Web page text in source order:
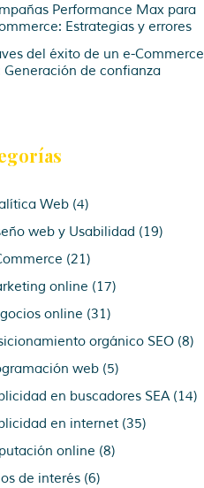
Performance Max para
Estrategias y errores
del éxito de un e-Commerce
Generación de confianza
Web (4)
web y Usabilidad (19)
(21)
online (17)
online (31)
orgánico SEO (8)
web (5)
en buscadores SEA(14)
en internet (35)
online (8)
de interés (6)